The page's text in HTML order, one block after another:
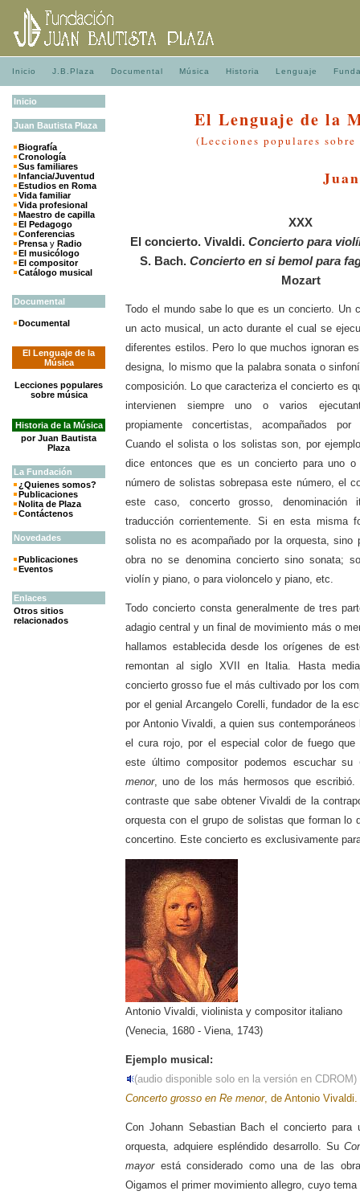
Inicio J.B.Plaza Documental Música Historia Lenguaje
Inicio
Juan Bautista Plaza
Biografía
Cronología
Sus familiares
Infancia/Juventud
Estudios en Roma
Vida familiar
Vida profesional
Maestro de capilla
El Pedagogo
Conferencias
Prensa y Radio
El musicólogo
El compositor
Catálogo musical
Documental
Documental
El Lenguaje de la
Música
Lecciones populares
sobre música
Historia de la Música
por Juan Bautista
Plaza
La Fundación
¿Quienes somos?
Publicaciones
Nolita de Plaza
Contáctenos
Novedades
Publicaciones
Eventos
Enlaces
Otros sitios
relacionados
El Lenguaje de la
(Lecciones populares sobre
XXX
El concierto. Vivaldi. Concierto para
S. Bach. Concierto en si bemol para
Mozart
Todo el mundo sabe lo que es un concierto. Un
un acto musical, un acto durante el cual se
diferentes estilos. Pero lo que muchos ignoran
designa, lo mismo que la palabra sonata o
composición. Lo que caracteriza el concierto es
intervienen siempre uno o varios
propiamente concertistas, acompañados
Cuando el solista o los solistas son, por
dice entonces que es un concierto para uno
número de solistas sobrepasa este número, el
este caso, concerto grosso, denominación
traducción corrientemente. Si en esta misma
solista no es acompañado por la orquesta, sino
obra no se denomina concierto sino sonata;
violín y piano, o para violoncelo y piano, etc.
Todo concierto consta generalmente de tres
adagio central y un final de movimiento más o
hallamos establecida desde los orígenes de
remontan al siglo XVII en Italia. Hasta
concierto grosso fue el más cultivado por los
por el genial Arcangelo Corelli, fundador de la
por Antonio Vivaldi, a quien sus contemporáneos
el cura rojo, por el especial color de fuego
este último compositor podemos escuchar su
menor, uno de los más hermosos que escribió.
contraste que sabe obtener Vivaldi de la
orquesta con el grupo de solistas que forman lo
concertino. Este concierto es exclusivamente
Antonio Vivaldi, violinista y compositor italiano
(Venecia, 1680 - Viena, 1743)
Ejemplo musical:
(audio disponible solo en la versión en CDROM)
Concerto grosso en Re menor, de Antonio Vivaldi.
Con Johann Sebastian Bach el concierto para
orquesta, adquiere espléndido desarrollo. Su
mayorestá considerado como una de las
Oigamos el primer movimiento allegro, cuyo